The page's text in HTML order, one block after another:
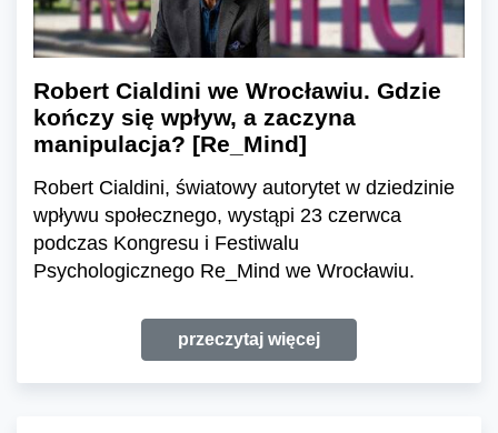
Robert Cialdini we Wrocławiu. Gdzie
kończy się wpływ, a zaczyna
manipulacja? [Re_Mind]
Robert Cialdini, światowy autorytet w dziedzinie
wpływu społecznego, wystąpi 23 czerwca
podczas Kongresu i Festiwalu
Psychologicznego Re_Mind we Wrocławiu.
przeczytaj więcej